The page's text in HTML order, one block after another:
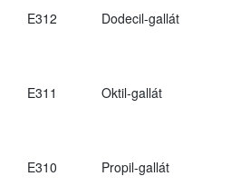
E312 Dodecil-gallát
E311 Oktil-gallát
E310 Propil-gallát